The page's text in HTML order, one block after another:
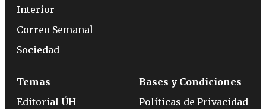
Interior
Correo Semanal
Sociedad
Temas
Editorial ÚH
Bases y Condiciones
Políticas de Privacidad